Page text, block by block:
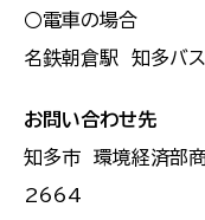
○電車の場合
名鉄朝倉駅 知多バ
お問い合わせ先
知多市 環境経済部
2664